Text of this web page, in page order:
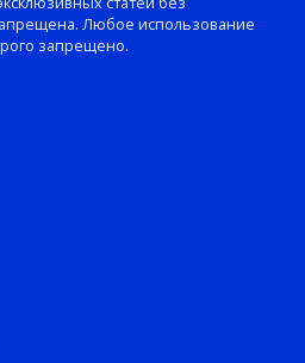
Любое использование
запрещено.